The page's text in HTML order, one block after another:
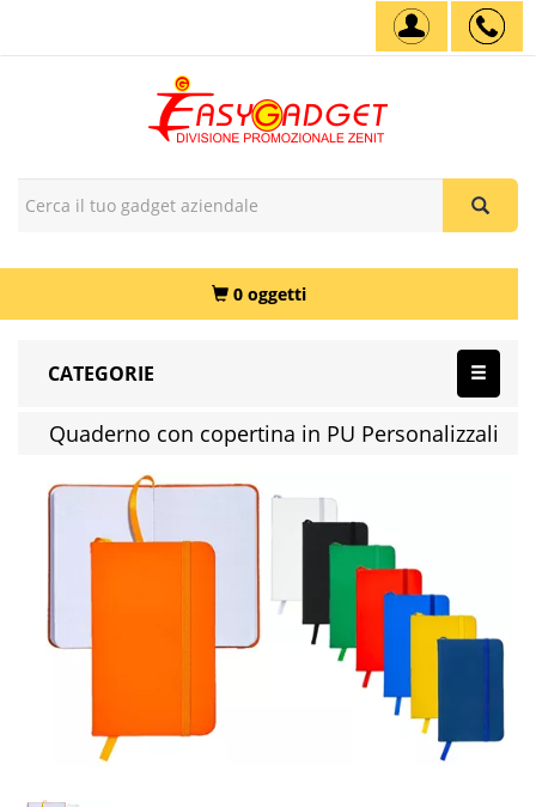
0 oggetti
CATEGORIE
Quaderno con copertina in PU Personalizzali